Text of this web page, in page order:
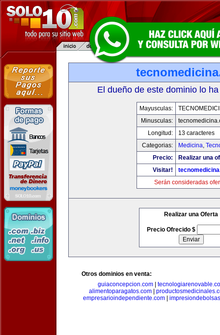
El dueño de este dominio lo
Mayusculas:
Minusculas:
Longitud:
13 caracteres
Categorias:
Medicina,
Precio:
Realizar una
Visitar!
Serán consideradas
Realizar una Oferta
Precio Ofrecido $
Otros dominios en venta:
guiaconcepcion.com|
alimentoparagatos.com
empresarioindependiente.com